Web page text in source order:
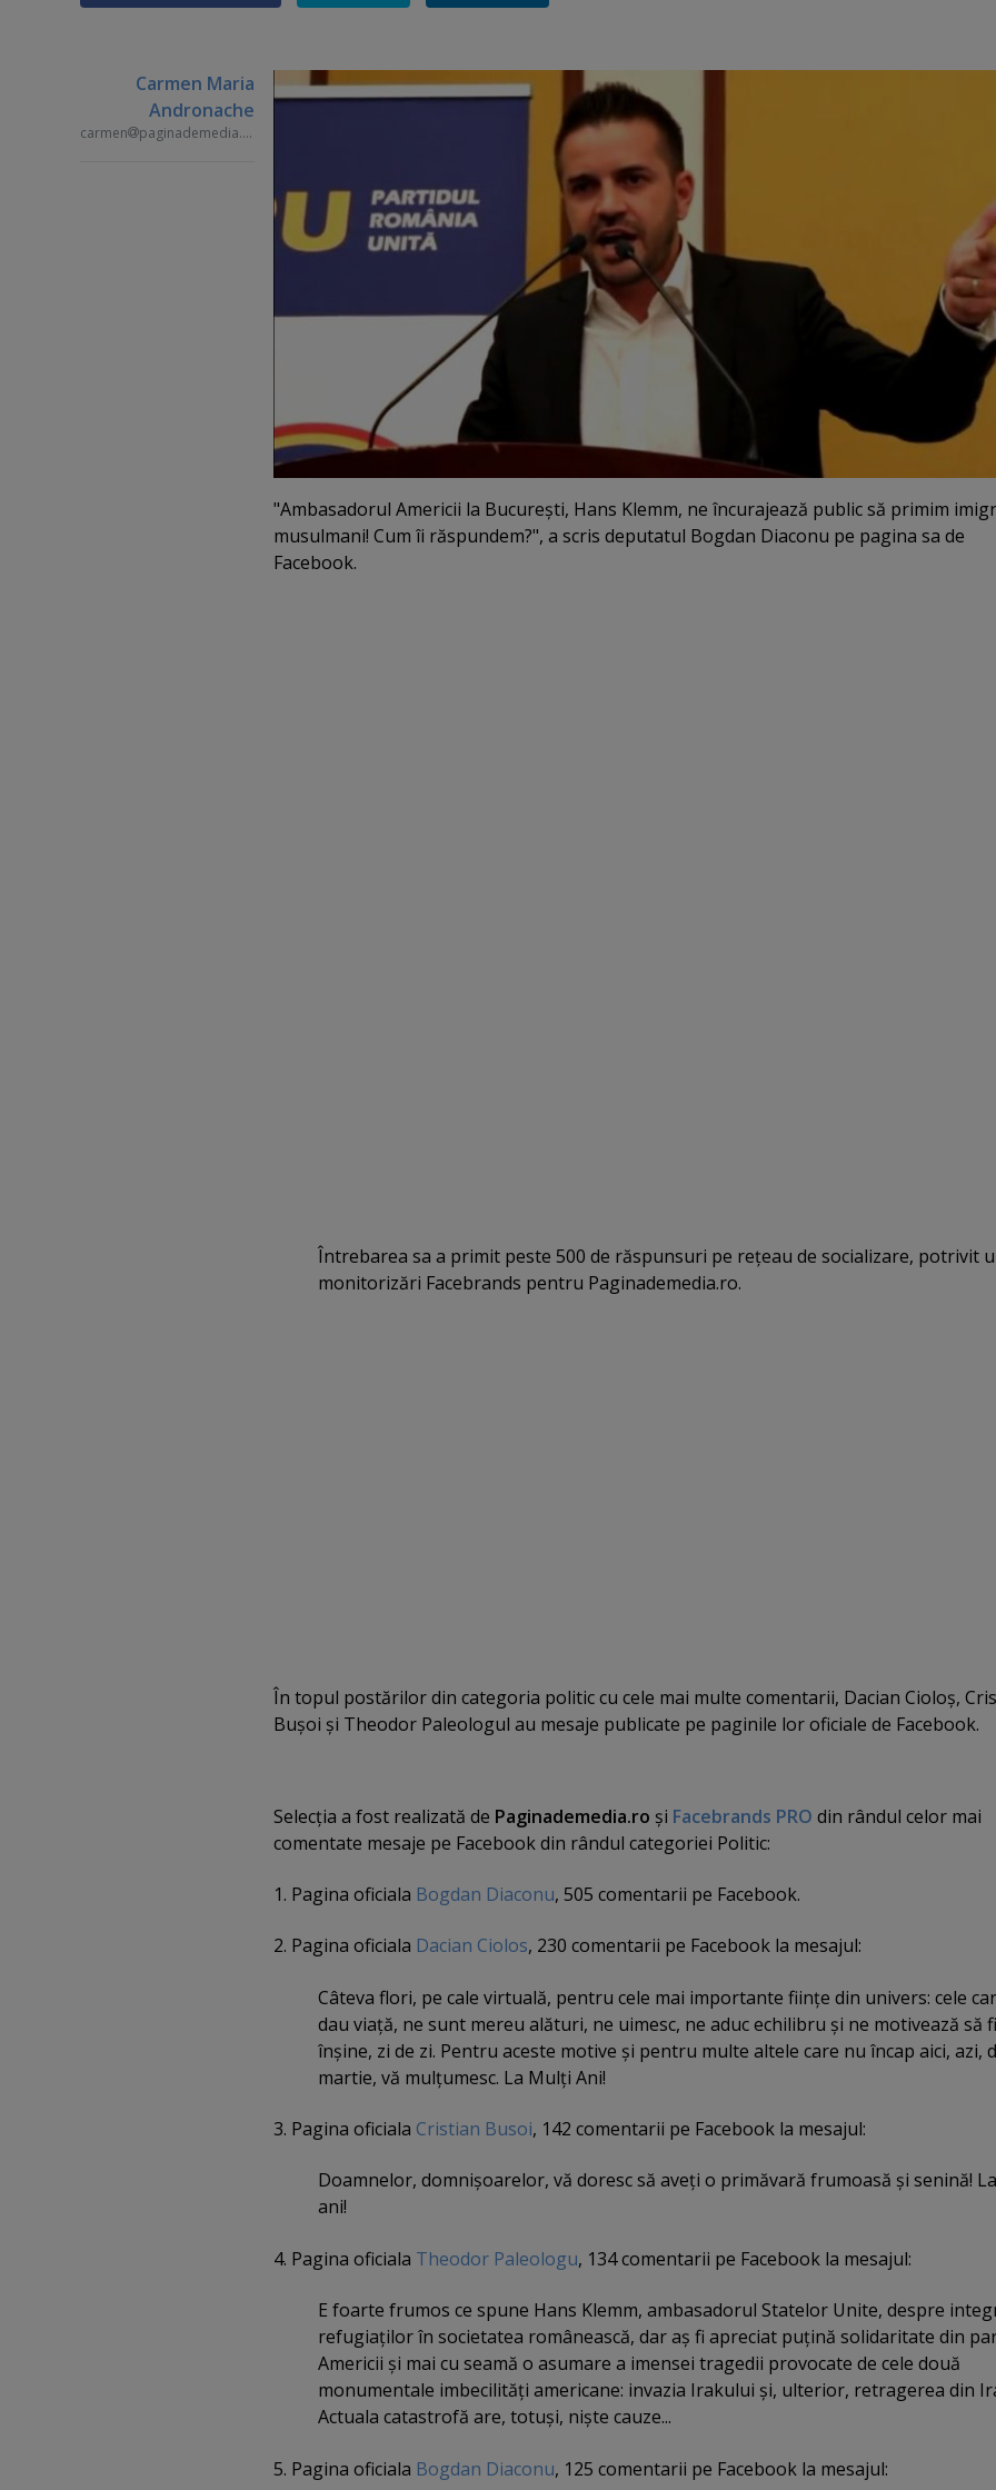
Carmen Maria
Andronache
carmen paginademedia.ro
"Ambasadorul Americii la Bucureşti, Hans Klemm, ne încurajează public să primim
musulmani! Cum îi răspundem?", a scris deputatul Bogdan Diaconu pe pagina sa de
Facebook.
Întrebarea sa a primit peste 500 de răspunsuri pe reţeau de socializare, potrivit
monitorizări Facebrands pentru Paginademedia.ro.
În topul postărilor din categoria politic cu cele mai multe comentarii, Dacian Cioloş,
Buşoi şi Theodor Paleologul au mesaje publicate pe paginile lor oficiale de Facebook.
Selecţia a fost realizată de Paginademedia.ro şi Facebrands PRO din rândul celor mai
comentate mesaje pe Facebook din rândul categoriei Politic:
1. Pagina oficiala Bogdan Diaconu, 505 comentarii pe Facebook.
2. Pagina oficiala Dacian Ciolos, 230 comentarii pe Facebook la mesajul:
Câteva flori, pe cale virtuală, pentru cele mai importante fiinţe din univers: cele
dau viaţă, ne sunt mereu alături, ne uimesc, ne aduc echilibru şi ne motivează să
înşine, zi de zi. Pentru aceste motive şi pentru multe altele care nu încap aici, azi,
martie, vă mulţumesc. La Mulţi Ani!
3. Pagina oficiala Cristian Busoi, 142 comentarii pe Facebook la mesajul:
Doamnelor, domnişoarelor, vă doresc să aveţi o primăvară frumoasă şi senină!
ani!
4. Pagina oficiala Theodor Paleologu, 134 comentarii pe Facebook la mesajul:
E foarte frumos ce spune Hans Klemm, ambasadorul Statelor Unite, despre
refugiaţilor în societatea românească, dar aş fi apreciat puţină solidaritate din
Americii şi mai cu seamă o asumare a imensei tragedii provocate de cele două
monumentale imbecilităţi americane: invazia Irakului şi, ulterior, retragerea din
Actuala catastrofă are, totuşi, nişte cauze...
5. Pagina oficiala Bogdan Diaconu, 125 comentarii pe Facebook la mesajul: